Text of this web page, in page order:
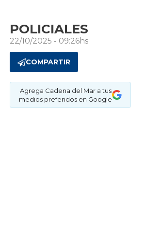
POLICIALES
22/10/2025 - 09:26hs
COMPARTIR
Agrega Cadena del Mar a tus
medios preferidos en Google